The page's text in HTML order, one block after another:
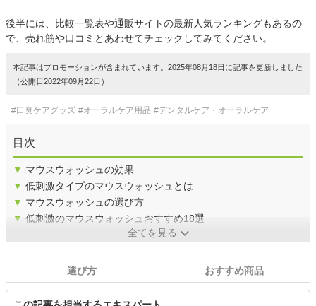
後半には、比較一覧表や通販サイトの最新人気ランキングもあるの
で、売れ筋や口コミとあわせてチェックしてみてください。
本記事はプロモーションが含まれています。2025年08月18日に記事を更新しました
（公開日2022年09月22日）
#口臭ケアグッズ #オーラルケア用品 #デンタルケア・オーラルケア
目次
▼ マウスウォッシュの効果
▼ 低刺激タイプのマウスウォッシュとは
▼ マウスウォッシュの選び方
▼ 低刺激のマウスウォッシュおすすめ18選
全てを見る
選び方 おすすめ商品